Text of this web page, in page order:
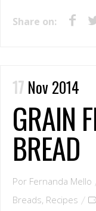
Share on:
17 Nov 2014
GRAIN
BREAD
Por Fernanda Mello
Breads, Recipes